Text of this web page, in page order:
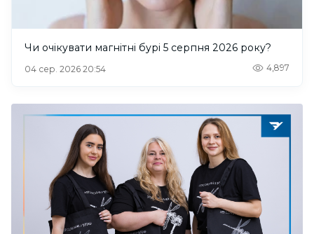
Чи очікувати магнітні бурі 5 серпня 2026 року?
04 сер. 2026 20:54 4,897